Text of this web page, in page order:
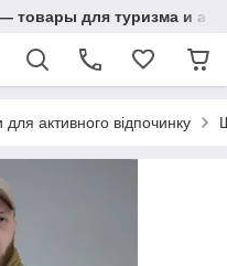
товары для туризма и
для активного відпочинку